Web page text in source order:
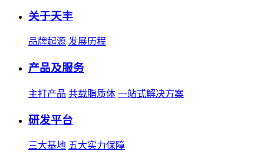
关于天丰
品牌起源 发展历程
产品及服务
主打产品 共载脂质体 一站式解决方案
研发平台
三大基地 五大实力保障